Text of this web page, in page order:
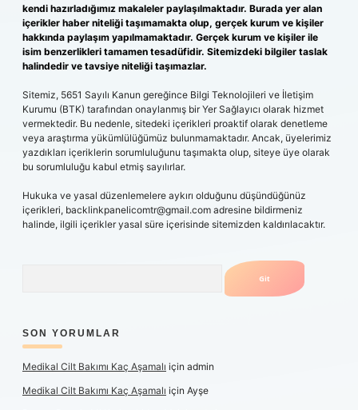
kendi hazırladığımız makaleler paylaşılmaktadır. Burada yer alan
içerikler haber niteliği taşımamakta olup, gerçek kurum ve kişiler
hakkında paylaşım yapılmamaktadır. Gerçek kurum ve kişiler ile
isim benzerlikleri tamamen tesadüfidir. Sitemizdeki bilgiler taslak
halindedir ve tavsiye niteliği taşımazlar.
Sitemiz, 5651 Sayılı Kanun gereğince Bilgi Teknolojileri ve İletişim
Kurumu (BTK) tarafından onaylanmış bir Yer Sağlayıcı olarak hizmet
vermektedir. Bu nedenle, sitedeki içerikleri proaktif olarak denetleme
veya araştırma yükümlülüğümüz bulunmamaktadır. Ancak, üyelerimiz
yazdıkları içeriklerin sorumluluğunu taşımakta olup, siteye üye olarak
bu sorumluluğu kabul etmiş sayılırlar.
Hukuka ve yasal düzenlemelere aykırı olduğunu düşündüğünüz
içerikleri, backlinkpanelicomtr@gmail.com adresine bildirmeniz
halinde, ilgili içerikler yasal süre içerisinde sitemizden kaldırılacaktır.
SON YORUMLAR
Medikal Cilt Bakımı Kaç Aşamalı için admin
Medikal Cilt Bakımı Kaç Aşamalı için Ayşe